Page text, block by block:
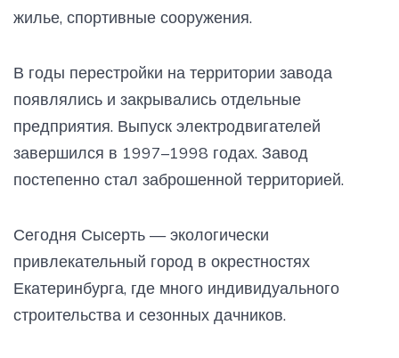
жилье, спортивные сооружения.
В годы перестройки на территории завода
появлялись и закрывались отдельные
предприятия. Выпуск электродвигателей
завершился в 1997–1998 годах. Завод
постепенно стал заброшенной территорией.
Сегодня Сысерть — экологически
привлекательный город в окрестностях
Екатеринбурга, где много индивидуального
строительства и сезонных дачников.